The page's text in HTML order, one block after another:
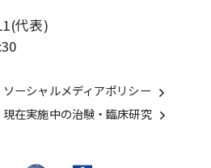
代表)
ソーシャルメディアポリシー
現在実施中の治験・臨床研究